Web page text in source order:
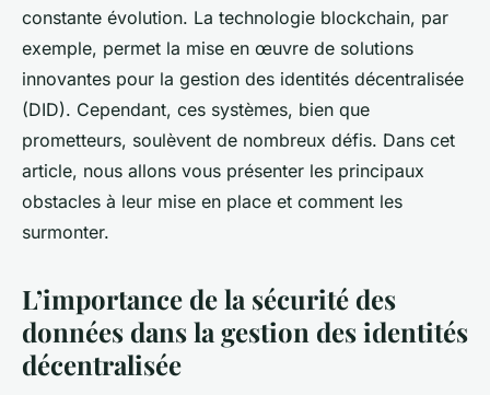
constante évolution. La technologie blockchain, par
exemple, permet la mise en œuvre de solutions
innovantes pour la gestion des identités décentralisée
(DID). Cependant, ces systèmes, bien que
prometteurs, soulèvent de nombreux défis. Dans cet
article, nous allons vous présenter les principaux
obstacles à leur mise en place et comment les
surmonter.
L’importance de la sécurité des
données dans la gestion des identités
décentralisée